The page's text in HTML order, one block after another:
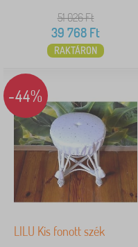
fiúknak
lányoknak
2
minta nélkül
Ár
3 222 Ft
51 369 Ft
Keresés a szűrőn belül
51 026Ft
39 768 Ft
RAKTÁRON
-44%
LILU Kis fonott szék